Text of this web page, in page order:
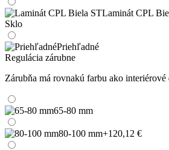
Laminát CPL
Sklo
Priehľadné
Regulácia zárubne
Zárubňa má rovnakú farbu ako interiérové
65-80 mm
80-100 mm+120,12 €